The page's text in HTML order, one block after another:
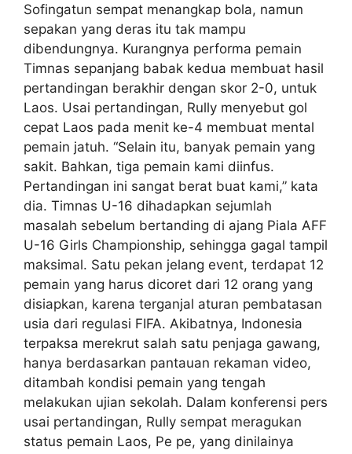
Sofingatun sempat menangkap bola, namun
sepakan yang deras itu tak mampu
dibendungnya. Kurangnya performa pemain
Timnas sepanjang babak kedua membuat hasil
pertandingan berakhir dengan skor 2-0, untuk
Laos. Usai pertandingan, Rully menyebut gol
cepat Laos pada menit ke-4 membuat mental
pemain jatuh. “Selain itu, banyak pemain yang
sakit. Bahkan, tiga pemain kami diinfus.
Pertandingan ini sangat berat buat kami,” kata
dia. Timnas U-16 dihadapkan sejumlah
masalah sebelum bertanding di ajang Piala AFF
U-16 Girls Championship, sehingga gagal tampil
maksimal. Satu pekan jelang event, terdapat 12
pemain yang harus dicoret dari 12 orang yang
disiapkan, karena terganjal aturan pembatasan
usia dari regulasi FIFA. Akibatnya, Indonesia
terpaksa merekrut salah satu penjaga gawang,
hanya berdasarkan pantauan rekaman video,
ditambah kondisi pemain yang tengah
melakukan ujian sekolah. Dalam konferensi pers
usai pertandingan, Rully sempat meragukan
status pemain Laos, Pe pe, yang dinilainya